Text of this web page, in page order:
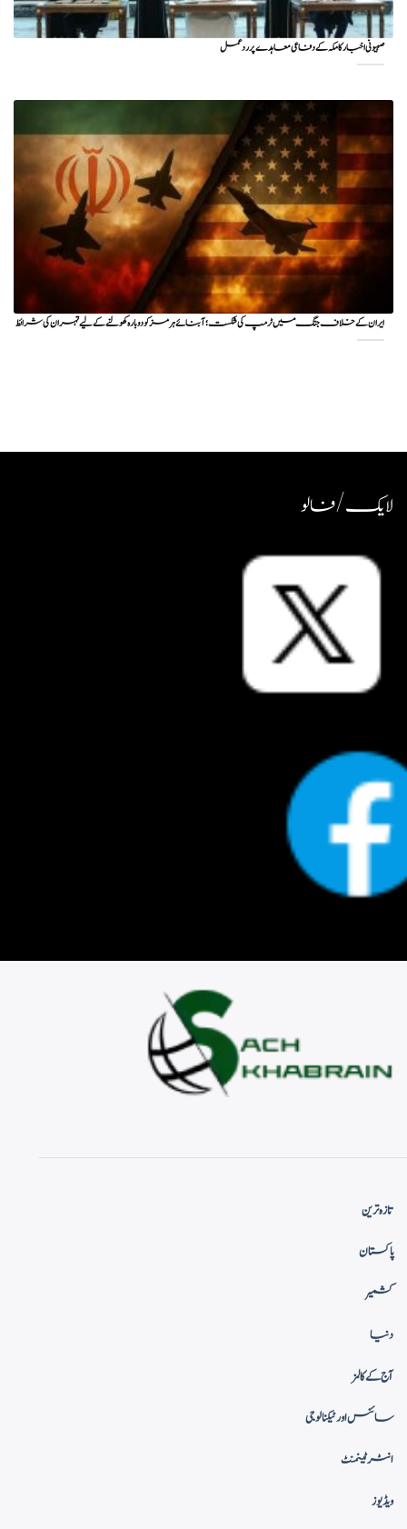
صہیونی اخبار کا مکہ کے دفاعی معاہدے پر ردعمل
ایران کے خلاف جنگ میں ٹرمپ کی شکست؛ آبنائے ہرمز کو دوبارہ کھولنے کے لیے تہران کی شرائط
لایک / فالو
تازہ ترین
پاکستان
کشمیر
دنیا
آج کے کالمز
سائنس اور ٹیکنالوجی
انٹرٹینمنٹ
ویڈیوز